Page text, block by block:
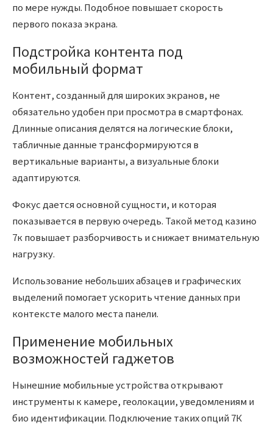
по мере нужды. Подобное повышает скорость
первого показа экрана.
Подстройка контента под
мобильный формат
Контент, созданный для широких экранов, не
обязательно удобен при просмотра в смартфонах.
Длинные описания делятся на логические блоки,
табличные данные трансформируются в
вертикальные варианты, а визуальные блоки
адаптируются.
Фокус дается основной сущности, и которая
показывается в первую очередь. Такой метод казино
7к повышает разборчивость и снижает внимательную
нагрузку.
Использование небольших абзацев и графических
выделений помогает ускорить чтение данных при
контексте малого места панели.
Применение мобильных
возможностей гаджетов
Нынешние мобильные устройства открывают
инструменты к камере, геолокации, уведомлениям и
био идентификации. Подключение таких опций 7К